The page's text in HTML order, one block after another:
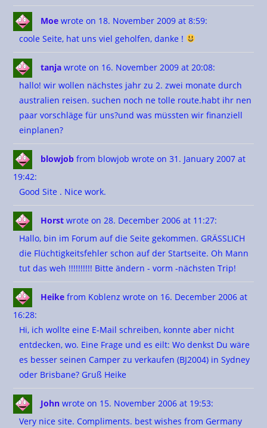
Moe wrote on 18. November 2009 at 8:59:
coole Seite, hat uns viel geholfen, danke !
tanja wrote on 16. November 2009 at 20:08:
hallo! wir wollen nächstes jahr zu 2. zwei monate durch
australien reisen. suchen noch ne tolle route.habt ihr nen
paar vorschläge für uns?und was müssten wir finanziell
einplanen?
blowjob from blowjob wrote on 31. January 2007 at
19:42:
Good Site . Nice work.
Horst wrote on 28. December 2006 at 11:27:
Hallo, bin im Forum auf die Seite gekommen. GRÄSSLICH
die Flüchtigkeitsfehler schon auf der Startseite. Oh Mann
tut das weh !!!!!!!!!! Bitte ändern - vorm -nächsten Trip!
Heike from Koblenz wrote on 16. December 2006 at
16:28:
Hi, ich wollte eine E-Mail schreiben, konnte aber nicht
entdecken, wo. Eine Frage und es eilt: Wo denkst Du wäre
es besser seinen Camper zu verkaufen (BJ2004) in Sydney
oder Brisbane? Gruß Heike
John wrote on 15. November 2006 at 19:53:
Very nice site. Compliments. best wishes from Germany